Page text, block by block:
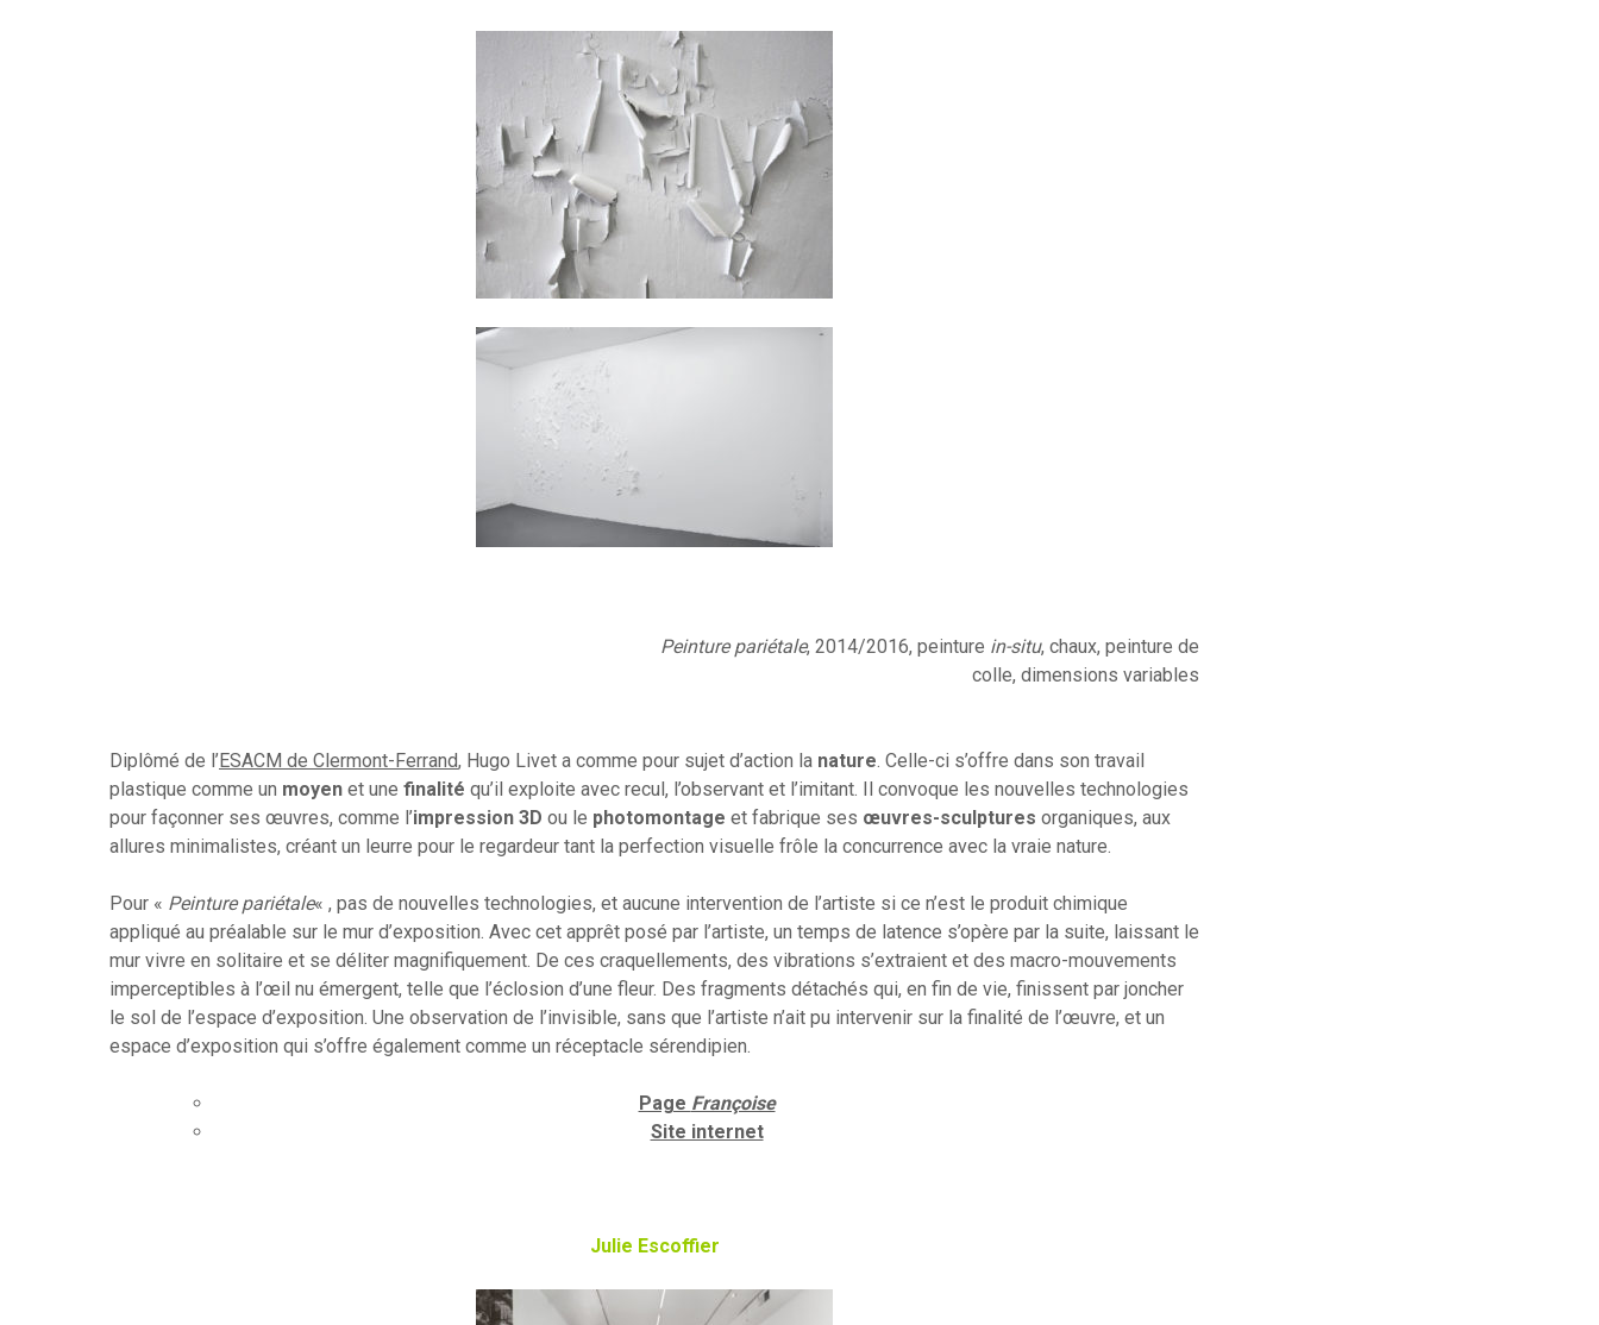
Peinture pariétale, 2014/2016, peinture in-situ, chaux, peinture de
colle, dimensions variables
Diplômé de l’ESACM de Clermont-Ferrand, Hugo Livet a comme pour sujet d’action la nature. Celle-ci s’offre dans son travail
plastique comme un moyen et une finalité qu’il exploite avec recul, l’observant et l’imitant. Il convoque les nouvelles technologies
pour façonner ses œuvres, comme l’impression 3D ou le photomontage et fabrique ses œuvres-sculptures organiques, aux
allures minimalistes, créant un leurre pour le regardeur tant la perfection visuelle frôle la concurrence avec la vraie nature.
Pour « Peinture pariétale« , pas de nouvelles technologies, et aucune intervention de l’artiste si ce n’est le produit chimique
appliqué au préalable sur le mur d’exposition. Avec cet apprêt posé par l’artiste, un temps de latence s’opère par la suite, laissant le
mur vivre en solitaire et se déliter magnifiquement. De ces craquellements, des vibrations s’extraient et des macro-mouvements
imperceptibles à l’œil nu émergent, telle que l’éclosion d’une fleur. Des fragments détachés qui, en fin de vie, finissent par joncher
le sol de l’espace d’exposition. Une observation de l’invisible, sans que l’artiste n’ait pu intervenir sur la finalité de l’œuvre, et un
espace d’exposition qui s’offre également comme un réceptacle sérendipien.
Page Françoise
Site internet
Julie Escoffier